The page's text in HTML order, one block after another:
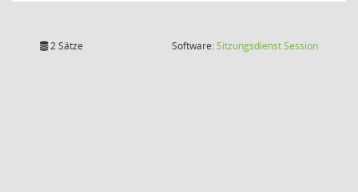
2 Sätze Software:SitzungsdienstSession(Wird in